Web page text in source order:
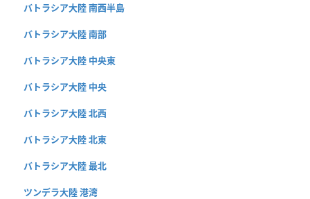
バトラシア大陸 南西半島
バトラシア大陸 南部
バトラシア大陸 中央東
バトラシア大陸 中央
バトラシア大陸 北西
バトラシア大陸 北東
バトラシア大陸 最北
ツンデラ大陸 港湾